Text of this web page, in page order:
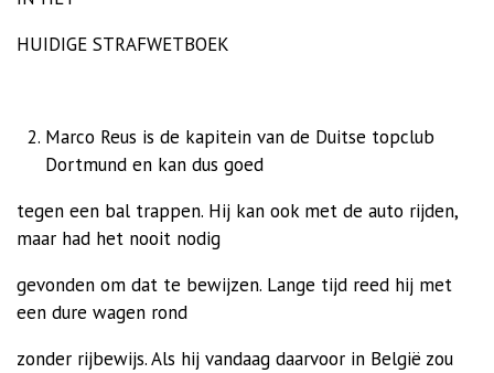
HUIDIGE STRAFWETBOEK
Marco Reus is de kapitein van de Duitse topclub
Dortmund en kan dus goed
tegen een bal trappen. Hij kan ook met de auto rijden,
maar had het nooit nodig
gevonden om dat te bewijzen. Lange tijd reed hij met
een dure wagen rond
zonder rijbewijs. Als hij vandaag daarvoor in België zou